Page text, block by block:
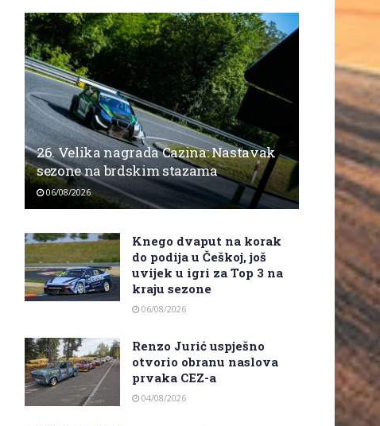
26. Velika nagrada Cazina: Nastavak
sezone na brdskim stazama
06/08/2026
Knego dvaput na korak
do podija u Češkoj, još
uvijek u igri za Top 3 na
kraju sezone
06/08/2026
Renzo Jurić uspješno
otvorio obranu naslova
prvaka CEZ-a
04/08/2026